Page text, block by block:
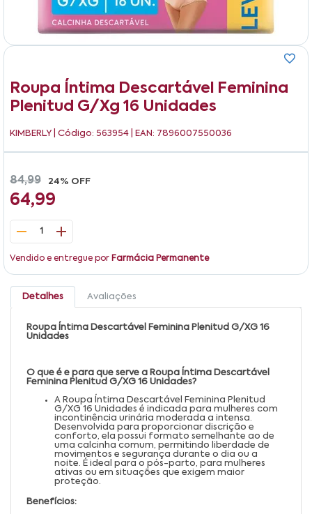
Roupa Íntima Descartável Feminina
Plenitud G/xg 16 Unidades
KIMBERLY | Código: 563954 | EAN: 7896007550036
84,99 24% OFF
64,99
1
Vendido e entregue por Farmácia Permanente
Detalhes Avaliações
Roupa Íntima Descartável Feminina Plenitud G/XG 16
Unidades
O que é e para que serve a Roupa Íntima Descartável
Feminina Plenitud G/XG 16 Unidades?
A Roupa Íntima Descartável Feminina Plenitud
G/XG 16 Unidades é indicada para mulheres com
incontinência urinária moderada a intensa.
Desenvolvida para proporcionar discrição e
conforto, ela possui formato semelhante ao de
uma calcinha comum, permitindo liberdade de
movimentos e segurança durante o dia ou a
noite. É ideal para o pós-parto, para mulheres
ativas ou em situações que exigem maior
proteção.
Benefícios: